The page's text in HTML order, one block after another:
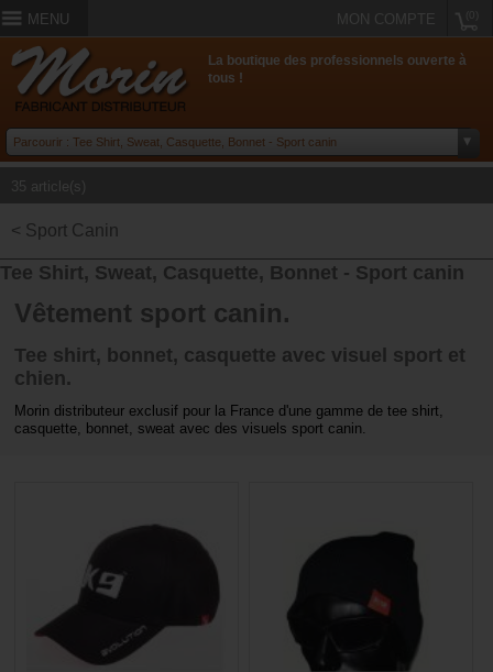
MENU MON COMPTE
La boutique des professionnels ouverte à
tous !
35 article(s)
< Sport Canin
Tee Shirt, Sweat, Casquette, Bonnet - Sport canin
Vêtement sport canin.
Tee shirt, bonnet, casquette avec visuel sport et
chien.
Morin distributeur exclusif pour la France d'une gamme de tee shirt,
casquette, bonnet, sweat avec des visuels sport canin.